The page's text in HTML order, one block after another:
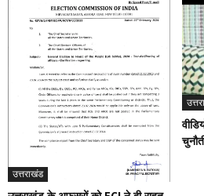
उत्तराखंड